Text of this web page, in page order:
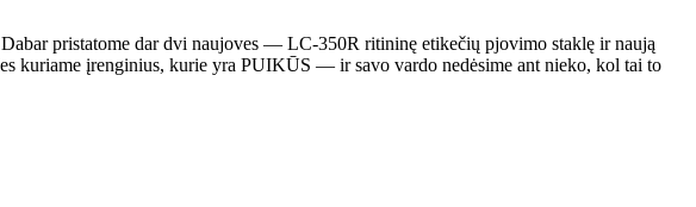
pristatome dar dvi naujoves — LC-350R ritininę etikečių pjovimo staklę ir naują
kuriame įrenginius, kurie yra PUIKŪS — ir savo vardo nedėsime ant nieko, kol tai to